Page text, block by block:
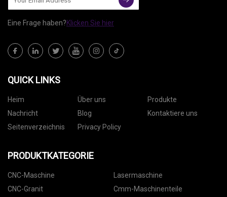
Eine Frage haben?Klicken Sie hier
QUICK LINKS
Heim Über uns
Produkte
Nachricht
Blog
Kontaktiere uns
Seitenverzeichnis
Privacy Policy
PRODUKTKATEGORIE
CNC-Maschine
Lasermaschine
CNC-Granit
Cmm-Maschinenteile